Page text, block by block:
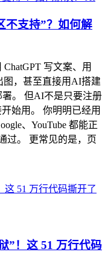
不支持”？如何解
写文案、用
图，甚至直接用AI搭建
。 但AI不是只要注册
始用。 你明明已经用
、YouTube 都能正
过。 更常见的是，页
”！这 51 万行代码